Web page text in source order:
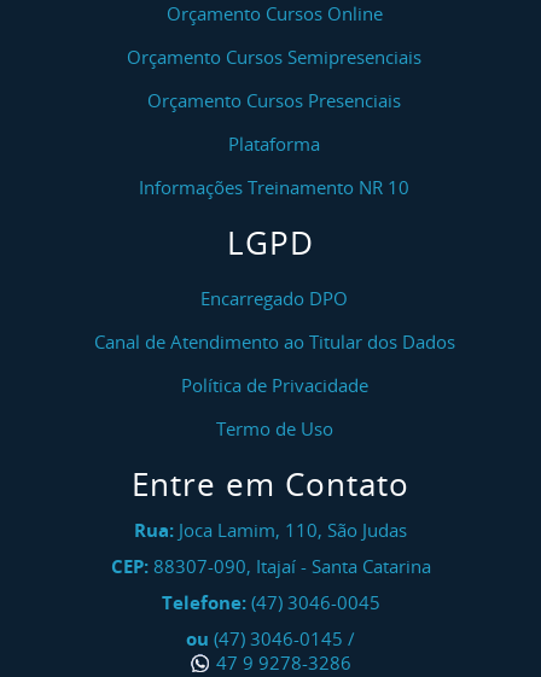
Orçamento Cursos Online
Orçamento Cursos Semipresenciais
Orçamento Cursos Presenciais
Plataforma
Informações Treinamento NR 10
LGPD
Encarregado DPO
Canal de Atendimento ao Titular dos Dados
Política de Privacidade
Termo de Uso
Entre em Contato
Rua: Joca Lamim, 110, São Judas
CEP: 88307-090, Itajaí- Santa Catarina
Telefone: (47) 3046-0045
ou (47) 3046-0145 /
47 9 9278-3286